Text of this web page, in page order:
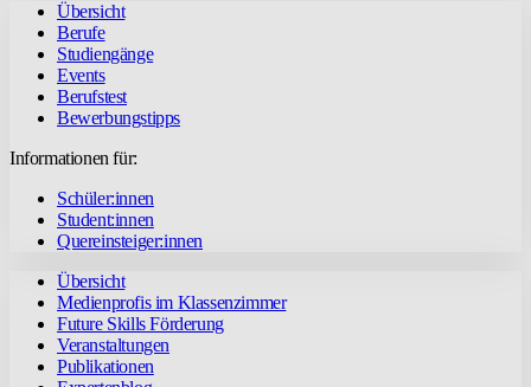
Übersicht
Berufe
Studiengänge
Events
Berufstest
Bewerbungstipps
Informationen für:
Schüler:innen
Student:innen
Quereinsteiger:innen
Übersicht
Medienprofis im Klassenzimmer
Future Skills Förderung
Veranstaltungen
Publikationen